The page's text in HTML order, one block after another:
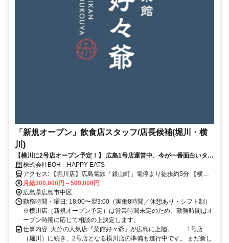
「新規オープン」飲食店スタッフ/店長候補(堀川・横
川)
【横川に2号店オープン予定！】 広島1号店運営中、今が一番面白いタイ
ミングです。"自分の店"をつくる感覚で働きたい方へ。
株式会社BOH HAPPY EATS
アクセス: 【堀川店】広島電鉄「銀山町」電停より徒歩約5分 【横川
店】JR・広電「横川駅」高架下、駅直結（徒歩1分以内）
月給300,000円～500,000円
広島県広島市中区
勤務時間・曜日: 18:00〜翌3:00（実働8時間／休憩あり・シフト制）
※横川店（新規オープン予定）は営業時間未定のため、勤務時間はオ
ープン時期に応じて相談の上決定します。
仕事内容: 大分の人気店『菜館好々爺』が広島に上陸。 1号店
（堀川）に続き、2号店となる横川店の準備も進行中です。 まだ新し